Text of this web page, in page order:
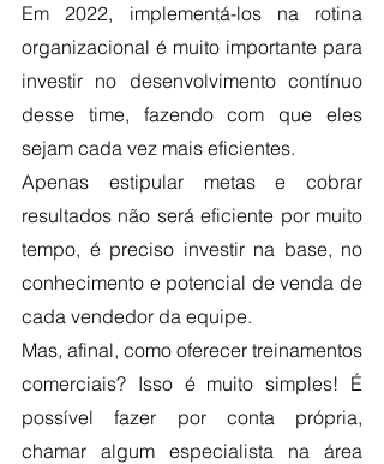
Em 2022, implementá-los na rotina
organizacional é muito importante para
investir no desenvolvimento contínuo
desse time, fazendo com que eles
sejam cada vez mais eficientes.
Apenas estipular metas e cobrar
resultados não será eficiente por muito
tempo, é preciso investir na base, no
conhecimento e potencial de venda de
cada vendedor da equipe.
Mas, afinal, como oferecer treinamentos
comerciais? Isso é muito simples! É
possível fazer por conta própria,
chamar algum especialista na área